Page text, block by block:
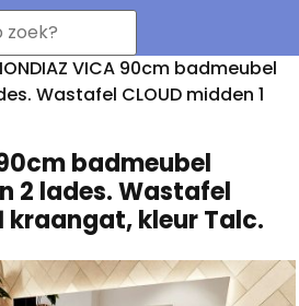
VICA 90cm badmeubel
Wastafel CLOUD midden 1
badmeubel
2 lades. Wastafel
kraangat, kleur Talc.